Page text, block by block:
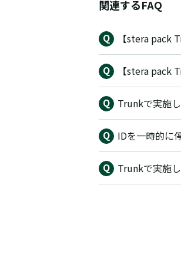
関連するFAQ
【stera pack
【stera pack
Trunkで実施
IDを一時的に
Trunkで実施